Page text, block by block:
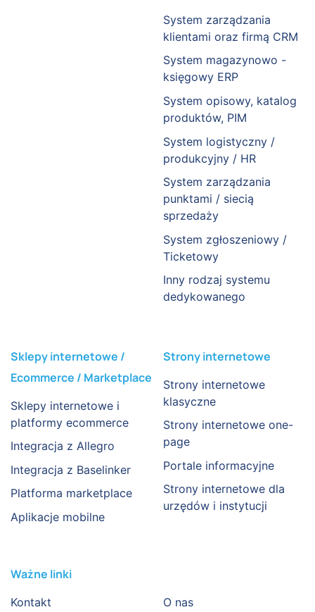
System zarządzania
klientami oraz firmą CRM
System magazynowo -
księgowy ERP
System opisowy, katalog
produktów, PIM
System logistyczny /
produkcyjny / HR
System zarządzania
punktami / siecią
sprzedaży
System zgłoszeniowy /
Ticketowy
Inny rodzaj systemu
dedykowanego
Sklepy internetowe /
Ecommerce / Marketplace
Sklepy internetowe i
platformy ecommerce
Integracja z Allegro
Integracja z Baselinker
Platforma marketplace
Aplikacje mobilne
Strony internetowe
Strony internetowe
klasyczne
Strony internetowe one-
page
Portale informacyjne
Strony internetowe dla
urzędów i instytucji
Ważne linki
Kontakt O nas